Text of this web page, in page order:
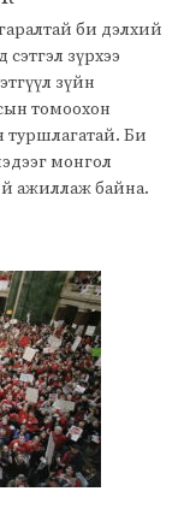
би дэлхий
зүрхээ
зүйн
томоохон
туршлагатай. Би
монгол
ажиллаж байна.